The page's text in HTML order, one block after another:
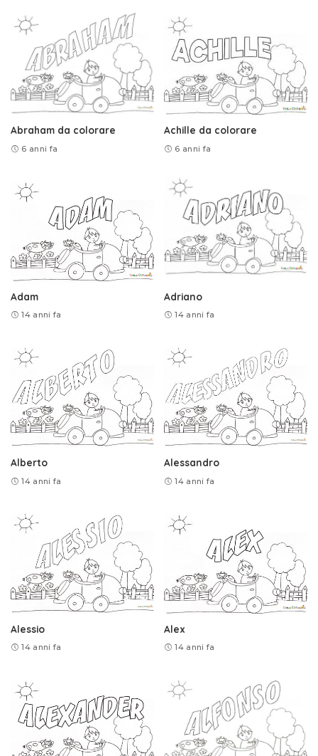
Abraham da colorare
6 anni fa
Achille da colorare
6 anni fa
Adam
14 anni fa
Adriano
14 anni fa
Alberto
14 anni fa
Alessandro
14 anni fa
Alessio
14 anni fa
Alex
14 anni fa